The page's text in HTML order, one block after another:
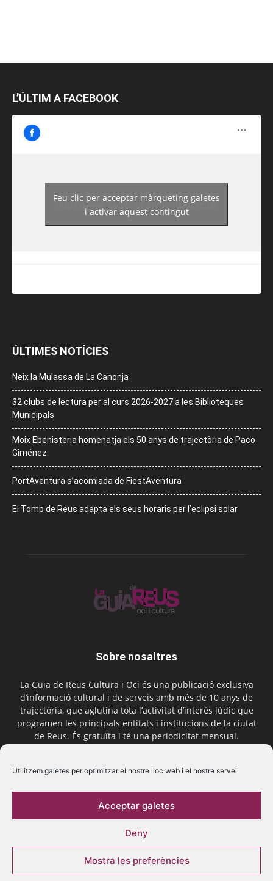
Utilitzem galetes per optimitzar el nostre lloc web i el nostre servei.
Acceptar galetes
Deny
Mostra les preferències
L’ÚLTIM A FACEBOOK
https://www.facebook.com/guiadereus/
Feu clic per acceptar màrqueting galetes
i activar aquest contingut
ÚLTIMES NOTÍCIES
Neix la Mulassa de La Canonja
32 clubs de lectura per al curs 2026-2027 a les Biblioteques
Municipals
Moix Ebenisteria homenatja els 50 anys de trajectòria de Paco
Giménez
PortAventura s’acomiada de FiestAventura
El Tomb de Reus adapta els seus horaris per l’eclipsi solar
Sobre nosaltres
La Guia de Reus Cultura i Oci és una publicació exclusiva
d’informació cultural i de serveis amb més de 10 anys de
trajectòria, que aglutina tota l’activitat d’interès lúdic que
programen les principals entitats i institucions de la ciutat
de Reus. És gratuïta i té una periodicitat mensual.
Segueix-nos